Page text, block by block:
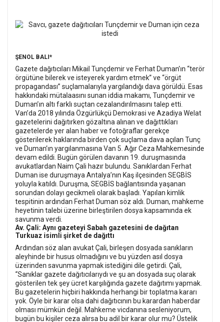
ŞENOL BALI*
Gazete dağıtıcıları Mikail Tunçdemir ve Ferhat Duman’ın “terör
örgütüne bilerek ve isteyerek yardım etmek” ve “örgüt
propagandası” suçlamalarıyla yargılandığı dava görüldü. Esas
hakkındaki mütalaasını sunan iddia makamı, Tunçdemir ve
Duman’ın altı farklı suçtan cezalandırılmasını talep etti.
Van’da 2018 yılında Özgürlükçü Demokrasi ve Azadiya Welat
gazetelerini dağıtırken gözaltına alınan ve dağıttıkları
gazetelerde yer alan haber ve fotoğraflar gerekçe
gösterilerek haklarında birden çok suçlama dava açılan Tunç
ve Duman’ın yargılanmasına Van 5. Ağır Ceza Mahkemesinde
devam edildi. Bugün görülen davanın 19. duruşmasında
avukatlardan Naim Çali hazır bulundu. Sanıklardan Ferhat
Duman ise duruşmaya Antalya’nın Kaş ilçesinden SEGBİS
yoluyla katıldı. Duruşma, SEGBİS bağlantısında yaşanan
sorundan dolayı gecikmeli olarak başladı. Yapılan kimlik
tespitinin ardından Ferhat Duman söz aldı. Duman, mahkeme
heyetinin talebi üzerine birleştirilen dosya kapsamında ek
savunma verdi.
Av. Çali: Aynı gazeteyi Sabah gazetesini de dağıtan
Turkuaz isimli şirket de dağıttı
Ardından söz alan avukat Çali, birleşen dosyada sanıkların
aleyhinde bir husus olmadığını ve bu yüzden asıl dosya
üzerinden savunma yapmak istediğini dile getirdi. Çali,
“Sanıklar gazete dağıtıcılarıydı ve şu an dosyada suç olarak
gösterilen tek şey ücret karşılığında gazete dağıtımı yapmak.
Bu gazetelerin hiçbiri hakkında herhangi bir toplatma kararı
yok. Öyle bir karar olsa dahi dağıtıcının bu karardan haberdar
olması mümkün değil. Mahkeme vicdanına sesleniyorum,
bugün bu kişiler ceza alırsa bu adil bir karar olur mu? Üstelik